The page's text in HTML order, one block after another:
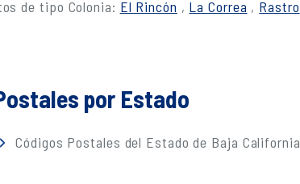
de tipo Colonia: El Rincón , La Correa , Rastro
por Estado
Códigos Postales del Estado de Baja California